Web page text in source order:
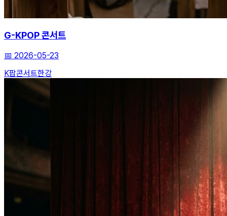
G-KPOP 콘서트
📅 2026-05-23
K팝콘서트한강